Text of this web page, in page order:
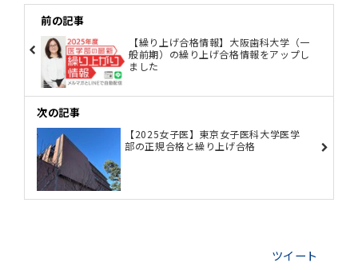
前の記事
【繰り上げ合格情報】大阪歯科大学（一
般前期）の繰り上げ合格情報をアップし
ました
次の記事
【2025女子医】東京女子医科大学医学
部の正規合格と繰り上げ合格
ツイート